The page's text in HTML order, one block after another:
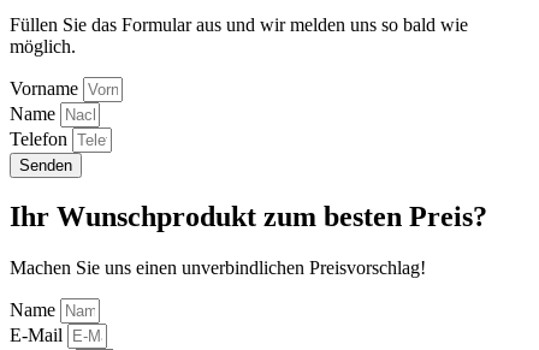
Füllen Sie das Formular aus und wir melden uns so bald wie
möglich.
Vorname
Name
Telefon
Senden
Ihr Wunschprodukt zum besten Preis?
Machen Sie uns einen unverbindlichen Preisvorschlag!
Name
E-Mail